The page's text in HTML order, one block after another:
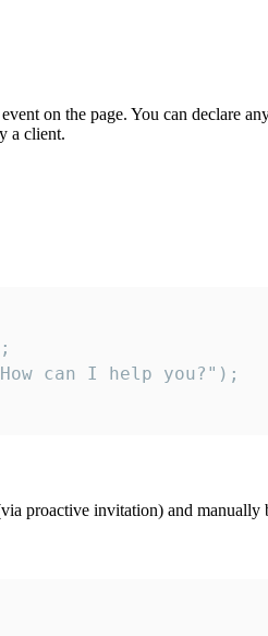
on the page. You can declare
a client.
can I help you?");
proactive invitation) and manually